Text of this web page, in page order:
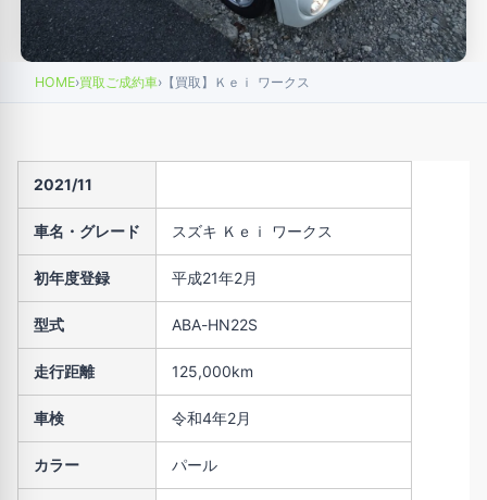
HOME›買取ご成約車› 【買取】Ｋｅｉ ワークス
2021/11
車名・グレード スズキ Ｋｅｉ ワークス
初年度登録 平成21年2月
型式 ABA-HN22S
走行距離 125,000km
車検 令和4年2月
カラー パール